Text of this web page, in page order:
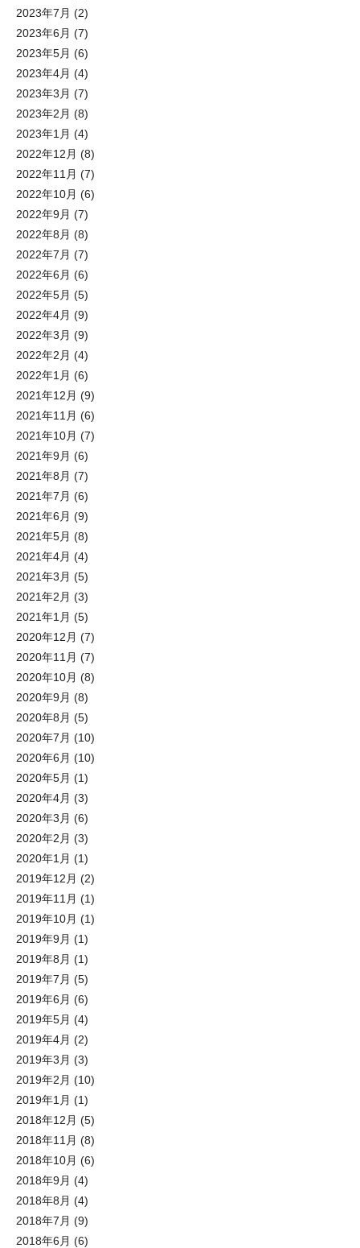
2023年7月 (2)
2023年6月 (7)
2023年5月 (6)
2023年4月 (4)
2023年3月 (7)
2023年2月 (8)
2023年1月 (4)
2022年12月 (8)
2022年11月 (7)
2022年10月 (6)
2022年9月 (7)
2022年8月 (8)
2022年7月 (7)
2022年6月 (6)
2022年5月 (5)
2022年4月 (9)
2022年3月 (9)
2022年2月 (4)
2022年1月 (6)
2021年12月 (9)
2021年11月 (6)
2021年10月 (7)
2021年9月 (6)
2021年8月 (7)
2021年7月 (6)
2021年6月 (9)
2021年5月 (8)
2021年4月 (4)
2021年3月 (5)
2021年2月 (3)
2021年1月 (5)
2020年12月 (7)
2020年11月 (7)
2020年10月 (8)
2020年9月 (8)
2020年8月 (5)
2020年7月 (10)
2020年6月 (10)
2020年5月 (1)
2020年4月 (3)
2020年3月 (6)
2020年2月 (3)
2020年1月 (1)
2019年12月 (2)
2019年11月 (1)
2019年10月 (1)
2019年9月 (1)
2019年8月 (1)
2019年7月 (5)
2019年6月 (6)
2019年5月 (4)
2019年4月 (2)
2019年3月 (3)
2019年2月 (10)
2019年1月 (1)
2018年12月 (5)
2018年11月 (8)
2018年10月 (6)
2018年9月 (4)
2018年8月 (4)
2018年7月 (9)
2018年6月 (6)